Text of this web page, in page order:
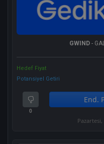
GWIND -
Hedef Fiyat
Potansiyel Getiri
0
End.
Pazartesi,